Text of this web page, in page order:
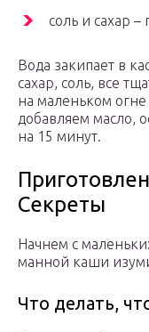
соль и сахар –
Вода закипает в
сахар, соль, все
на маленьком
добавляем масло,
на 15 минут.
Секреты
Начнем с
манной каши
Что делать,